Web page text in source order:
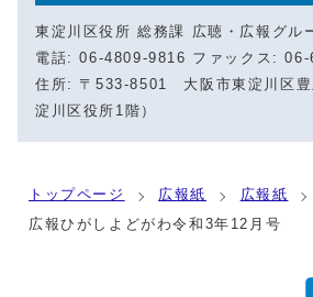
東淀川区役所 総務課 広聴・広報グル
電話: 06-4809-9816 ファックス: 06-
住所: 〒533-8501 大阪市東淀川区豊
淀川区役所1階）
トップページ 広報紙
広報紙
広報ひがしよどがわ令和3年12月号